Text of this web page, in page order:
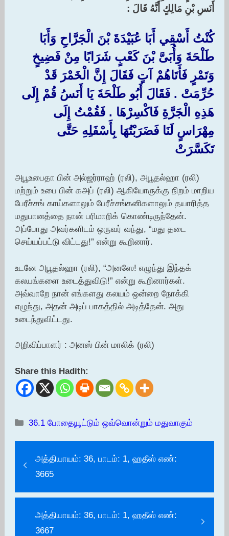
أَنَسِ بْنِ مَالِكٍ أَنَّهُ قَالَ :‏
كُنْتُ أَسْقِي أَبَا عُبَيْدَةَ بْنَ الْجَرَّاحِ وَأَبَا
طَلْحَةَ وَأُبَىَّ بْنَ كَعْبٍ شَرَابًا مِنْ فَضِيخٍ
وَتَمْرٍ فَأَتَاهُمْ آتٍ فَقَالَ إِنَّ الْخَمْرَ قَدْ
حُرِّمَتْ ‏.‏ فَقَالَ أَبُو طَلْحَةَ يَا أَنَسُ قُمْ إِلَى
هَذِهِ الْجَرَّةِ فَاكْسِرْهَا ‏.‏ فَقُمْتُ إِلَى
مِهْرَاسٍ لَنَا فَضَرَبْتُهَا بِأَسْفَلِهِ حَتَّى
تَكَسَّرَتْ ‏‏
அபூஉபைதா பின் அல்ஜர்ராஹ் (ரலி), அபூதல்ஹா (ரலி)
மற்றும் உபை பின் கஅப் (ரலி) ஆகியோருக்கு நிறம் மாறிய
பேரீச்சங் காய்களாலும் பேரீச்சங்கனிகளாலும் தயாரித்த
மதுபானத்தை நான் பரிமாறிக் கொண்டிருந்தேன்.
அப்போது அவர்களிடம் ஒருவர் வந்து, “மது தடை
செய்யப்பட்டு விட்டது!” என்று கூறினார்.
உடனே அபூதல்ஹா (ரலி), “அனஸே! எழுந்து இந்தக்
கலயங்களை உடைத்துவிடு!” என்று கூறினார்கள்.
அவ்வாறே நான் எங்களது கலயம் ஒன்றை நோக்கி
எழுந்து, அதன் அடிப் பாகத்தில் அடித்தேன். அது
உடைந்துவிட்டது.
அறிவிப்பாளர் : அனஸ் பின் மாலிக் (ரலி)
Share this Hadith:
Categories
36.1 போதையூட்டும் ஒவ்வொன்றும் மதுவாகும்
அத்தியாயம்: 36, பாடம்: 1, ஹதீஸ் எண்:
3665
அத்தியாயம்: 36, பாடம்: 1, ஹதீஸ் எண்:
3667